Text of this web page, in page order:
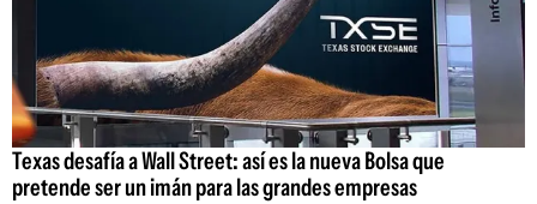
Texas desafía a Wall Street: así es la nueva Bolsa que
pretende ser un imán para las grandes empresas